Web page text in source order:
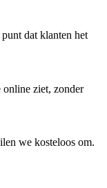
dat klanten het
ziet, zonder
we kosteloos om.